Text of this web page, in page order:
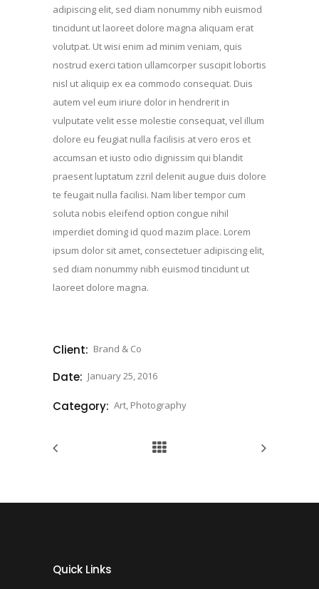
adipiscing elit, sed diam nonummy nibh euismod
tincidunt ut laoreet dolore magna aliquam erat
volutpat. Ut wisi enim ad minim veniam, quis
nostrud exerci tation ullamcorper suscipit lobortis
nisl ut aliquip ex ea commodo consequat. Duis
autem vel eum iriure dolor in hendrerit in
vulputate velit esse molestie consequat, vel illum
dolore eu feugiat nulla facilisis at vero eros et
accumsan et iusto odio dignissim qui blandit
praesent luptatum zzril delenit augue duis dolore
te feugait nulla facilisi. Nam liber tempor cum
soluta nobis eleifend option congue nihil
imperdiet doming id quod mazim place. Lorem
ipsum dolor sit amet, consectetuer adipiscing elit,
sed diam nonummy nibh euismod tincidunt ut
laoreet dolore magna.
Client: Brand & Co
Date: January 25, 2016
Category: Art, Photography
Quick Links